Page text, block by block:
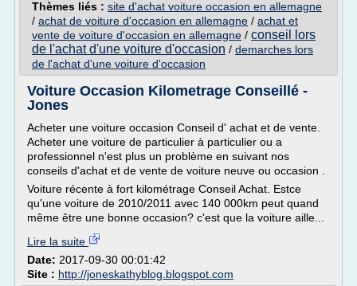
Thèmes liés : site d'achat voiture occasion en allemagne
/ achat de voiture d'occasion en allemagne / achat et
vente de voiture d'occasion en allemagne / conseil lors
de l'achat d'une voiture d'occasion / demarches lors
de l'achat d'une voiture d'occasion
Voiture Occasion Kilometrage Conseillé -
Jones
Acheter une voiture occasion Conseil d' achat et de vente.
Acheter une voiture de particulier à particulier ou a
professionnel n'est plus un problème en suivant nos
conseils d'achat et de vente de voiture neuve ou occasion .
Voiture récente à fort kilométrage Conseil Achat. Estce
qu'une voiture de 2010/2011 avec 140 000km peut quand
même être une bonne occasion? c'est que la voiture aille...
Lire la suite
Date: 2017-09-30 00:01:42
Site : http://joneskathyblog.blogspot.com